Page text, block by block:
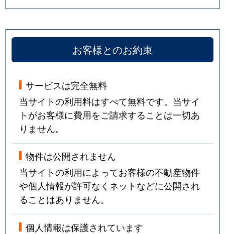
お客様とのお約束
サービスは完全無料
当サイトの利用料はすべて無料です。当サイ
トがお客様に費用をご請求することは一切あ
りません。
物件は公開されません
当サイトの利用によってお客様の不動産物件
や個人情報が許可なくネットなどに公開され
ることはありません。
個人情報は保護されています